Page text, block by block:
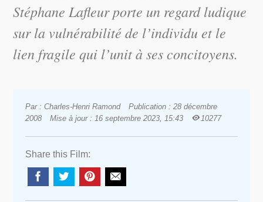
Stéphane Lafleur porte un regard ludique
sur la vulnérabilité de l’individu et le
lien fragile qui l’unit à ses concitoyens.
Par : Charles-Henri Ramond
Publication : 28 décembre
2008
Mise à jour : 16 septembre 2023, 15:43 10277
Share this Film: